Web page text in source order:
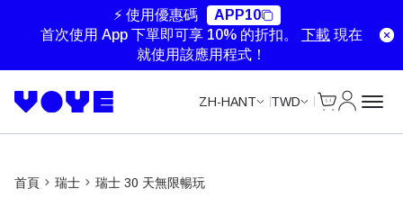
⚡ 使用優惠碼
APP10
首次使用 App 下單即可享 10% 的折扣。 下載 現在
就使用該應用程式！
ZH-HANT TWD
首頁 瑞士 瑞士 30 天無限暢玩